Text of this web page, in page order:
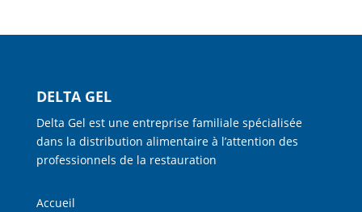
DELTA GEL
Delta Gel est une entreprise familiale spécialisée
dans la distribution alimentaire à l’attention des
professionnels de la restauration
Accueil